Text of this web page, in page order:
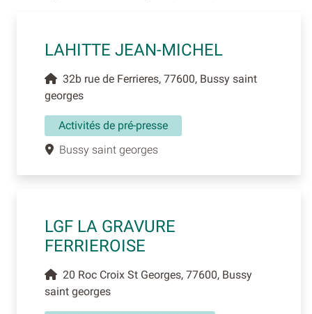
LAHITTE JEAN-MICHEL
32b rue de Ferrieres, 77600, Bussy saint
georges
Activités de pré-presse
Bussy saint georges
LGF LA GRAVURE
FERRIEROISE
20 Roc Croix St Georges, 77600, Bussy
saint georges